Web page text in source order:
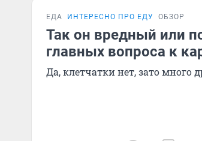
ЕДА ИНТЕРЕСНО ПРО ЕДУ ОБЗОР
Так он вредный или
главных вопроса к
Да, клетчатки нет, зато много